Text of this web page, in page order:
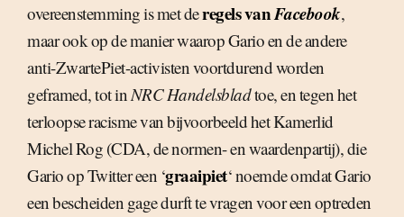
overeenstemming is met deregels vanFacebook,
maar ook op de manier waarop Gario en de andere
anti-ZwartePiet-activisten voortdurend worden
geframed, tot inNRC Handelsbladtoe, en tegen het
terloopse racisme van bijvoorbeeld het Kamerlid
Michel Rog (CDA, de normen- en waardenpartij), die
Gario op Twitter een ‘graaipiet‘ noemde omdat Gario
een bescheiden gage durft te vragen voor een optreden